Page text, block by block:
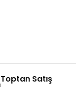
Toptan Satış